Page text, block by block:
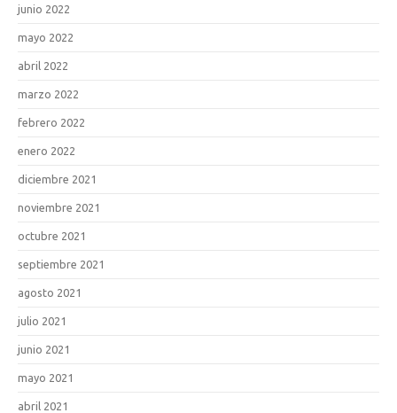
junio 2022
mayo 2022
abril 2022
marzo 2022
febrero 2022
enero 2022
diciembre 2021
noviembre 2021
octubre 2021
septiembre 2021
agosto 2021
julio 2021
junio 2021
mayo 2021
abril 2021